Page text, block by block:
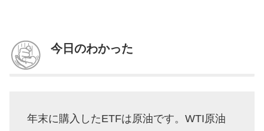
今日のわかった
年末に購入したETFは原油です。WTI原油